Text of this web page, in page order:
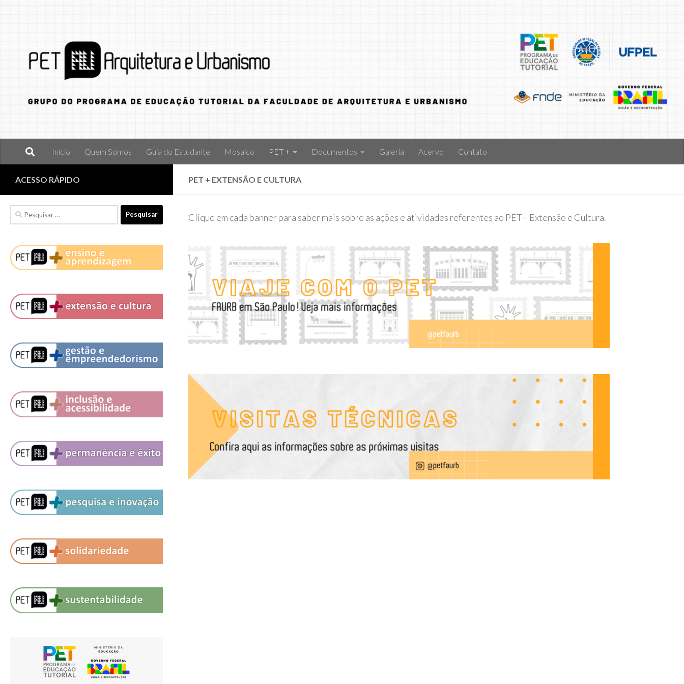
Início Quem Somos Guia do Estudante Mosaico PET + Documentos Galeria Acervo Contato
PET + EXTENSÃO E CULTURA
Clique em cada banner para saber mais sobre as ações e atividades referentes ao PET+ Extensão e Cultura.
ACESSO RÁPIDO
Pesquisar
por: